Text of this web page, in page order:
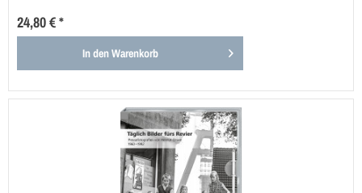
24,80 € *
In denWarenkorb